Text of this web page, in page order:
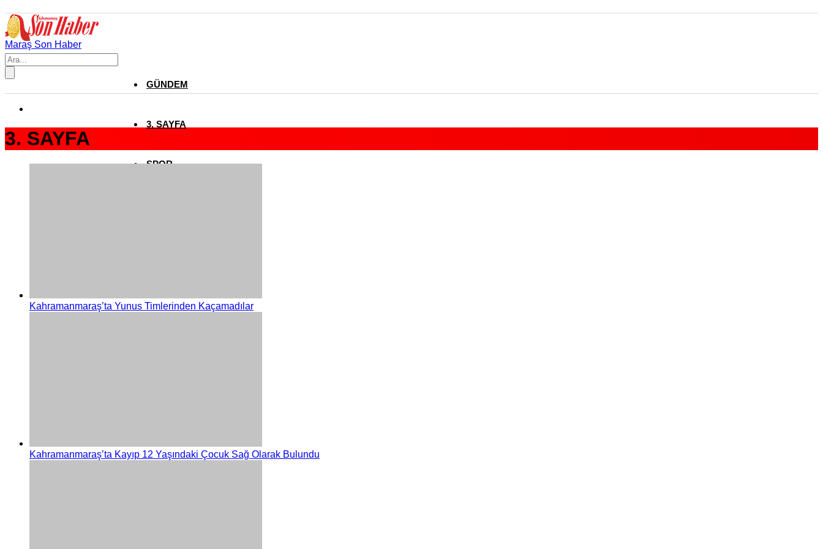
Maraş Son Haber
GÜNDEM
3. SAYFA
SPOR
3. SAYFA
Kahramanmaraş’ta Yunus Timlerinden Kaçamadılar
Kahramanmaraş’ta Kayıp 12 Yaşındaki Çocuk Sağ Olarak Bulundu